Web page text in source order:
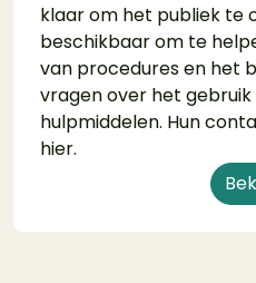
klaar om het publiek te
beschikbaar om te
van procedures en het
vragen over het
hulpmiddelen. Hun
hier.